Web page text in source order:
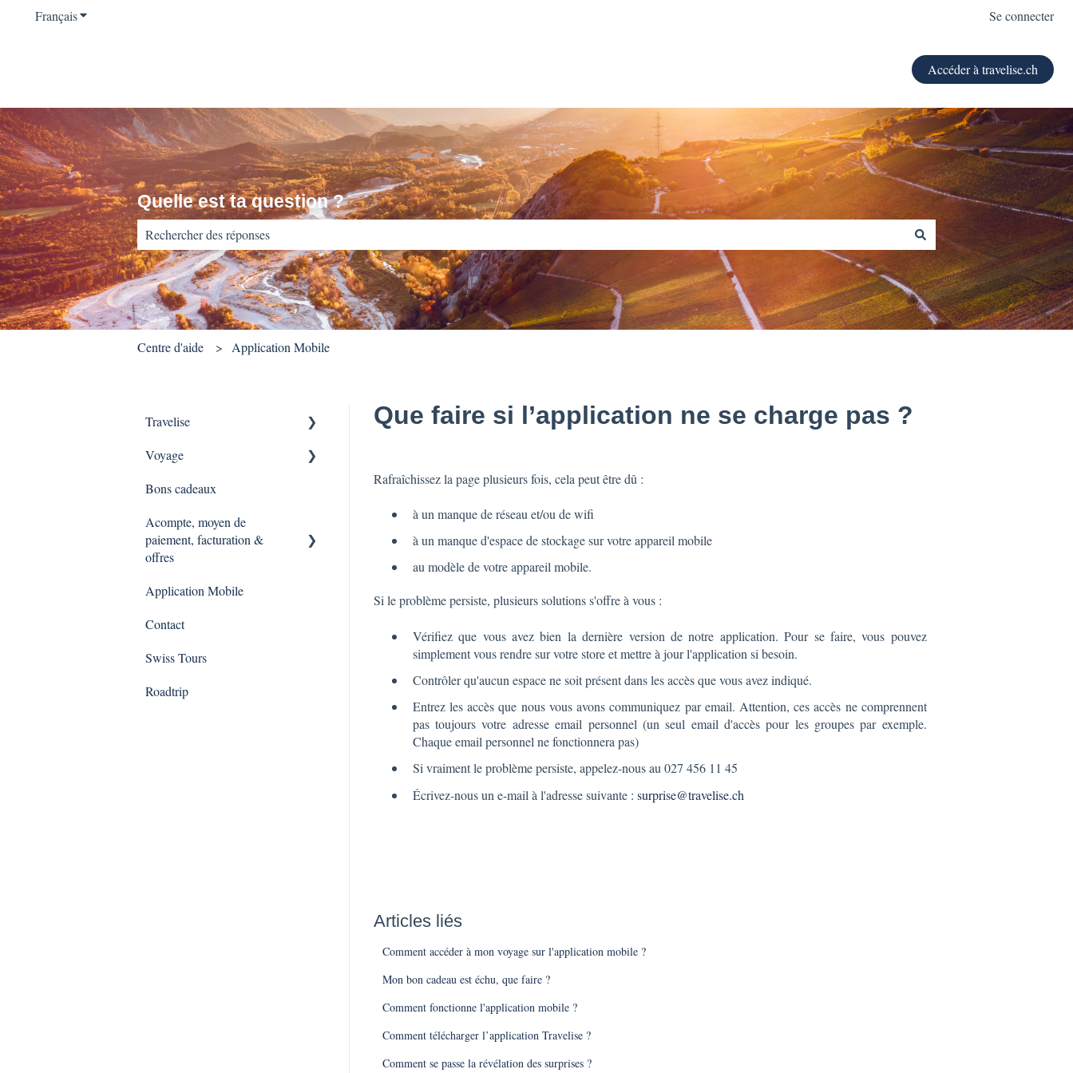
FrançaisAfficher le sous-menu pour les traductions Se connecter
Accéder à travelise.ch
Quelle est ta question ?
Il n'y a aucune suggestion car le champ de recherche est vide.
Centre d'aide Application Mobile
Que faire si l’application ne se charge pas ?
Rafraîchissez la page plusieurs fois, cela peut être dû :
à un manque de réseau et/ou de wifi
à un manque d'espace de stockage sur votre appareil mobile
au modèle de votre appareil mobile.
Si le problème persiste, plusieurs solutions s'offre à vous :
Vérifiez que vous avez bien la dernière version de notre application. Pour se faire, vous pouvez
simplement vous rendre sur votre store et mettre à jour l'application si besoin.
Contrôler qu'aucun espace ne soit présent dans les accès que vous avez indiqué.
Entrez les accès que nous vous avons communiquez par email. Attention, ces accès ne comprennent
pas toujours votre adresse email personnel (un seul email d'accès pour les groupes par exemple.
Chaque email personnel ne fonctionnera pas)
Si vraiment le problème persiste, appelez-nous au 027 456 11 45
Écrivez-nous un e-mail à l'adresse suivante : surprise@travelise.ch
Articles liés
Comment accéder à mon voyage sur l'application mobile ?
Mon bon cadeau est échu, que faire ?
Comment fonctionne l'application mobile ?
Comment télécharger l’application Travelise ?
Comment se passe la révélation des surprises ?
Travelise
Pourquoi Travelise ?
Qu'est ce qu'une expérience
Voyage
Comment se déroule une
Sortie d'entreprises
Bons cadeaux
Acompte, moyen de
paiement, facturation &
offres
Expérience via une demande
Application Mobile
Contact
Swiss Tours
Roadtrip